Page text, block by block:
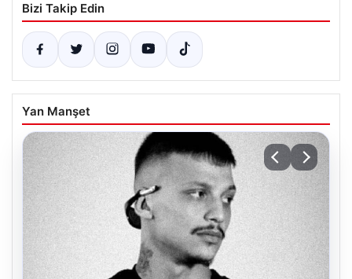
Bizi Takip Edin
Yan Manşet